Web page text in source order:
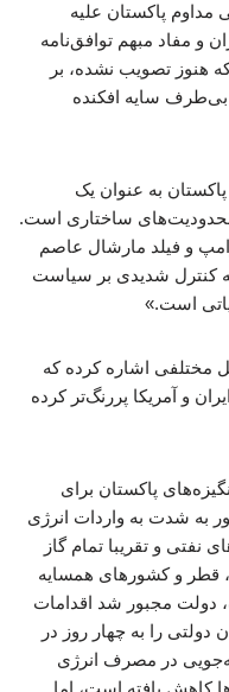
پاکستان علیه
و مفاد مبهم توافق‌نامه
هنوز تصویب نشده، بر
بی‌طرف سایه افکنده
به عنوان یک
ساختاری است.
و فیلد مارشال عاصم
که کنترل شدیدی بر سیاست
است.»
مختلفی اشاره کرده که
و آمریکا پررنگ‌تر کرده
پاکستان برای
به شدت به واردات انرژی
درصد از نیازهای نفتی و تقریبا تمام گاز
قطر و کشورهای همسایه
دولت مجبور شد اقدامات
را به چهار روز در
در مصرف انرژی
کاهش یافته است، اما